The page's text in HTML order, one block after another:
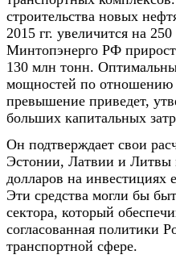
строительства новых
2015 гг. увеличится на
Минтопэнерго РФ прирост
130 млн тонн.
мощностей по отношению
превышение приведет,
больших капитальных
Он подтверждает свои
Эстонии, Латвии и Литвы
долларов на инвестициях
Эти средства могли бы
сектора, который
согласованная политики
транспортной сфере.